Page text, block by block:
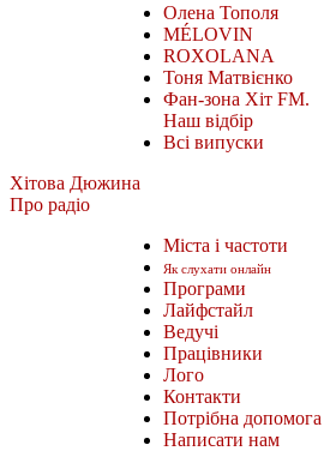
Олена Тополя
MÉLOVIN
ROXOLANA
Тоня Матвієнко
Фан-зона Хіт FM.
Наш відбір
Всі випуски
Хітова Дюжина
Про радіо
Міста і частоти
Як слухати онлайн
Програми
Лайфстайл
Ведучі
Працівники
Лого
Контакти
Потрібна допомога
Написати нам